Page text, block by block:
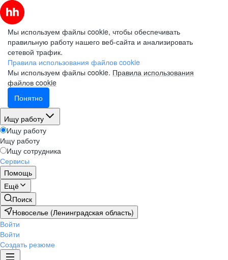
Мы используем файлы cookie, чтобы обеспечивать
правильную работу нашего веб-сайта и анализировать
сетевой трафик.
Правила использования файлов cookie
Мы используем файлы cookie. Правила использования
файлов cookie
Понятно
Ищу работу
Ищу работу
Ищу работу
Ищу сотрудника
Сервисы
Помощь
Ещё
Поиск
Новоселье (Ленинградская область)
Войти
Войти
Создать резюме